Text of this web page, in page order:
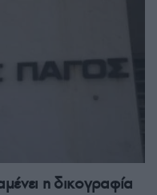
η δικογραφία